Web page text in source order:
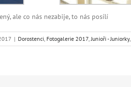
ale co nás nezabije, to nás posílí
| Dorostenci Fotogalerie 2017 Junioři - Juniorky,